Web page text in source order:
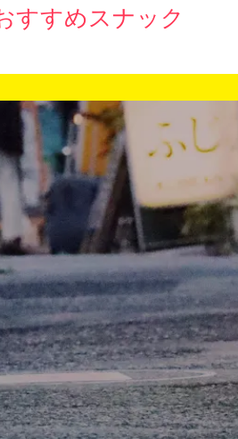
すすめスナック